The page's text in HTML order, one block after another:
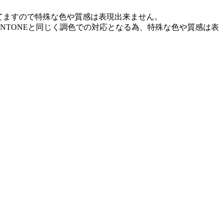
すので特殊な色や質感は表現出来ません。
と同じく調色での対応となる為、特殊な色や質感は表